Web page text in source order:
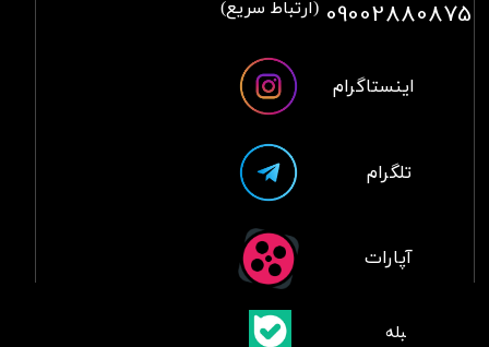
09002880875 (ارتباط سریع)
آپارات
تلگرام
اینستاگرام
​بلبله​​​​​​​بله